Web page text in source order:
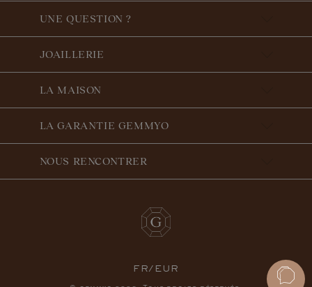
UNE QUESTION ?
JOAILLERIE
LA MAISON
LA GARANTIE GEMMYO
NOUS RENCONTRER
FR/EUR